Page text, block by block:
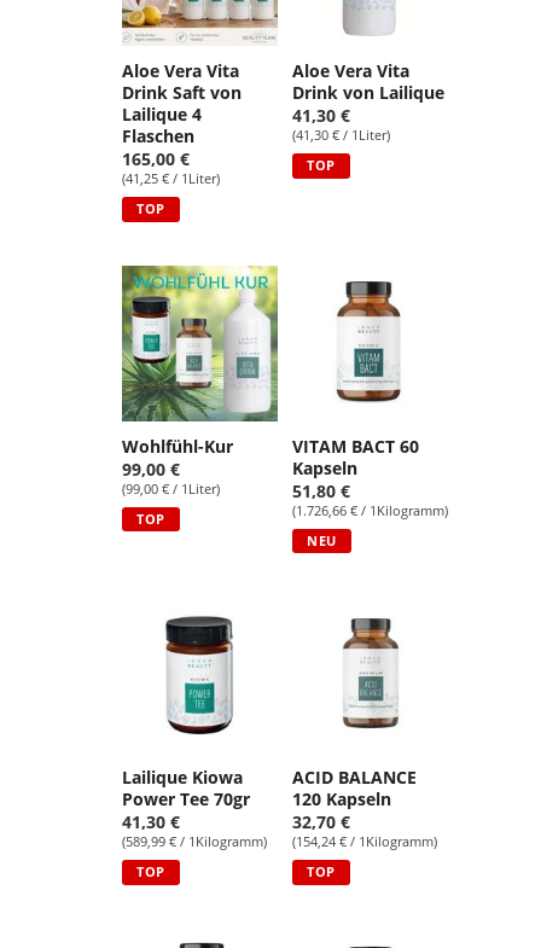
Aloe Vera Vita
Drink Saft von
Lailique 4
Flaschen
165,00 €
(41,25 € / 1Liter)
TOP
Aloe Vera Vita
Drink von Lailique
41,30 €
(41,30 € / 1Liter)
TOP
Wohlfühl-Kur
99,00 €
(99,00 € / 1Liter)
TOP
VITAM BACT 60
Kapseln
51,80 €
(1.726,66 € / 1Kilogramm)
NEU
Lailique Kiowa
Power Tee 70gr
41,30 €
(589,99 € / 1Kilogramm)
TOP
ACID BALANCE
120 Kapseln
32,70 €
(154,24 € / 1Kilogramm)
TOP